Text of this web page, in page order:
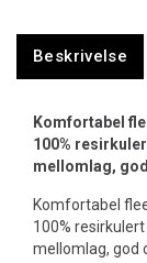
Beskrivelse
Komfortabel
100%
mellomlag,
Komfortabel
100%
mellomlag, god